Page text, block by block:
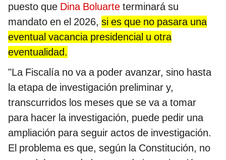
puesto que Dina Boluarte terminará su
mandato en el 2026, si es que no pasara una
eventual vacancia presidencial u otra
eventualidad.
"La Fiscalía no va a poder avanzar, sino hasta
la etapa de investigación preliminar y,
transcurridos los meses que se va a tomar
para hacer la investigación, puede pedir una
ampliación para seguir actos de investigación.
El problema es que, según la Constitución, no